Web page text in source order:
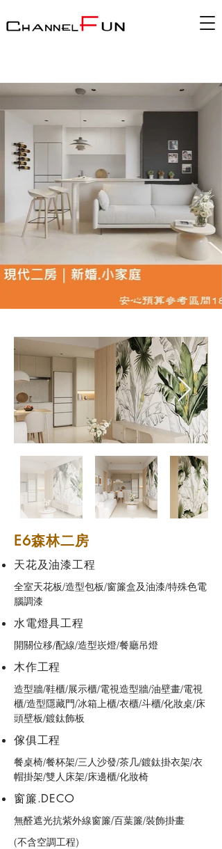
E6森林二房
天花及油漆工程
全室天花板/造型包板/窗簾盒及油漆/特殊色電
腦調漆
水電燈具工程
開關位移/配線/造型崁燈/餐廳吊燈
​木作工程
造型牆/鞋櫃/展示櫃/電視造型牆/油壁畫/電視
櫃/造型隱藏門/冰箱上櫃/衣櫃/斗櫃/化妝桌/床
頭壁板/鍍鈦飾板
​傢俱工程
餐桌椅/餐杯架/三人沙發/茶几/鍍鈦掛衣架/衣
帽掛架/雙人床架/床邊櫃/化妝椅
​窗簾.DECO
無醛遮光抗紫外線窗簾/百葉簾/裝飾掛畫
(不含空調工程)